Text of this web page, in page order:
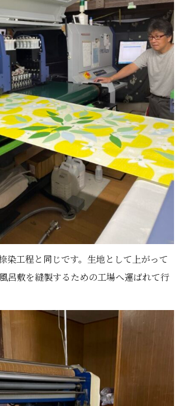
染工程と同じです。生地として上がって
呂敷を縫製するための工場へ運ばれて行